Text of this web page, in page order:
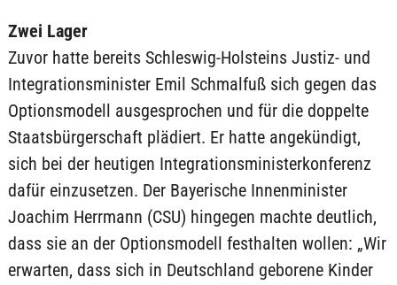
Zwei Lager
Zuvor hatte bereits Schleswig-Holsteins Justiz- und
Integrationsminister Emil Schmalfuß sich gegen das
Optionsmodell ausgesprochen und für die doppelte
Staatsbürgerschaft plädiert. Er hatte angekündigt,
sich bei der heutigen Integrationsministerkonferenz
dafür einzusetzen. Der Bayerische Innenminister
Joachim Herrmann (CSU) hingegen machte deutlich,
dass sie an der Optionsmodell festhalten wollen: „Wir
erwarten, dass sich in Deutschland geborene Kinder